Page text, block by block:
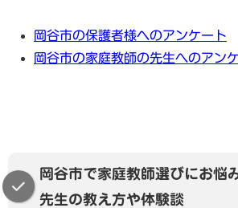
岡谷市の保護者様へのアンケート
岡谷市の家庭教師の先生へのアン
岡谷市で家庭教師選びにお悩
先生の教え方や体験談